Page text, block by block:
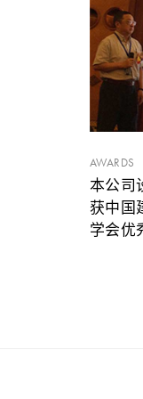
AWARDS
本公司
获中国
学会优